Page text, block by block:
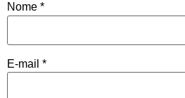
Nome *
E-mail *